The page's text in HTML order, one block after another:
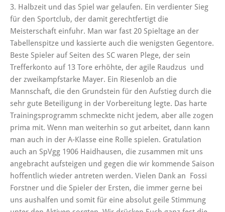
3. Halbzeit und das Spiel war gelaufen. Ein verdienter Sieg
für den Sportclub, der damit gerechtfertigt die
Meisterschaft einfuhr. Man war fast 20 Spieltage an der
Tabellenspitze und kassierte auch die wenigsten Gegentore.
Beste Spieler auf Seiten des SC waren Plege, der sein
Trefferkonto auf 13 Tore erhöhte, der agile Raudzus und
der zweikampfstarke Mayer. Ein Riesenlob an die
Mannschaft, die den Grundstein für den Aufstieg durch die
sehr gute Beteiligung in der Vorbereitung legte. Das harte
Trainingsprogramm schmeckte nicht jedem, aber alle zogen
prima mit. Wenn man weiterhin so gut arbeitet, dann kann
man auch in der A-Klasse eine Rolle spielen. Gratulation
auch an SpVgg 1906 Haidhausen, die zusammen mit uns
angebracht aufsteigen und gegen die wir kommende Saison
hoffentlich wieder antreten werden. Vielen Dank an Fossi
Forstner und die Spieler der Ersten, die immer gerne bei
uns aushalfen und somit für eine absolut geile Stimmung